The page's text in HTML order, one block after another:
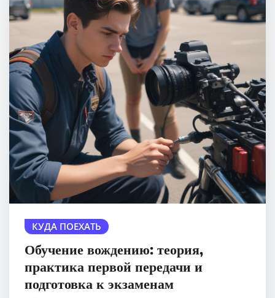
КУДА ПОЕХАТЬ
Обучение вождению: теория,
практика первой передачи и
подготовка к экзаменам